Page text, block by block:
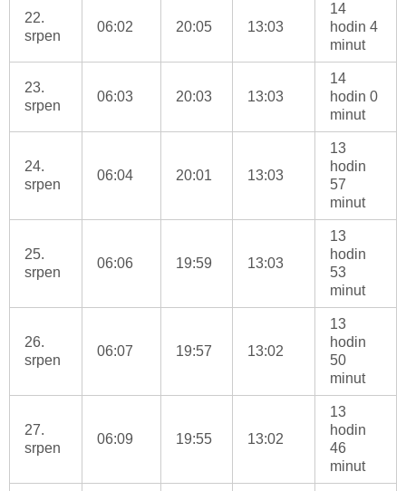
22.
srpen
06:02 20:05 13:03
14
hodin 4
minut
23.
srpen
06:03 20:03 13:03
14
hodin 0
minut
24.
srpen
06:04 20:01 13:03
13
hodin
57
minut
25.
srpen
06:06 19:59 13:03
13
hodin
53
minut
26.
srpen
06:07 19:57 13:02
13
hodin
50
minut
27.
srpen
06:09 19:55 13:02
13
hodin
46
minut